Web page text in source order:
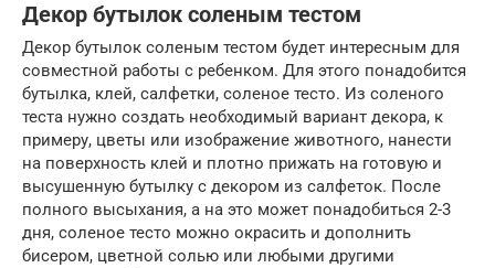
Декор бутылок соленым тестом
Декор бутылок соленым тестом будет интересным для
совместной работы с ребенком. Для этого понадобится
бутылка, клей, салфетки, соленое тесто. Из соленого
теста нужно создать необходимый вариант декора, к
примеру, цветы или изображение животного, нанести
на поверхность клей и плотно прижать на готовую и
высушенную бутылку с декором из салфеток. После
полного высыхания, а на это может понадобиться 2-3
дня, соленое тесто можно окрасить и дополнить
бисером, цветной солью или любыми другими